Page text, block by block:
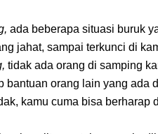
ada beberapa situasi buruk
jahat, sampai terkunci di
tidak ada orang di samping
bantuan orang lain yang ada
kamu cuma bisa berharap